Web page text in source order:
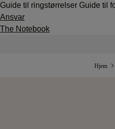
Guide til ringstørrelser Guide til
Ansvar
The Notebook
Hjem